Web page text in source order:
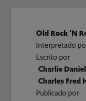
Old Rock 'N
Interpretado
Escrito por
Charlie
Charles Fred
Publicado por